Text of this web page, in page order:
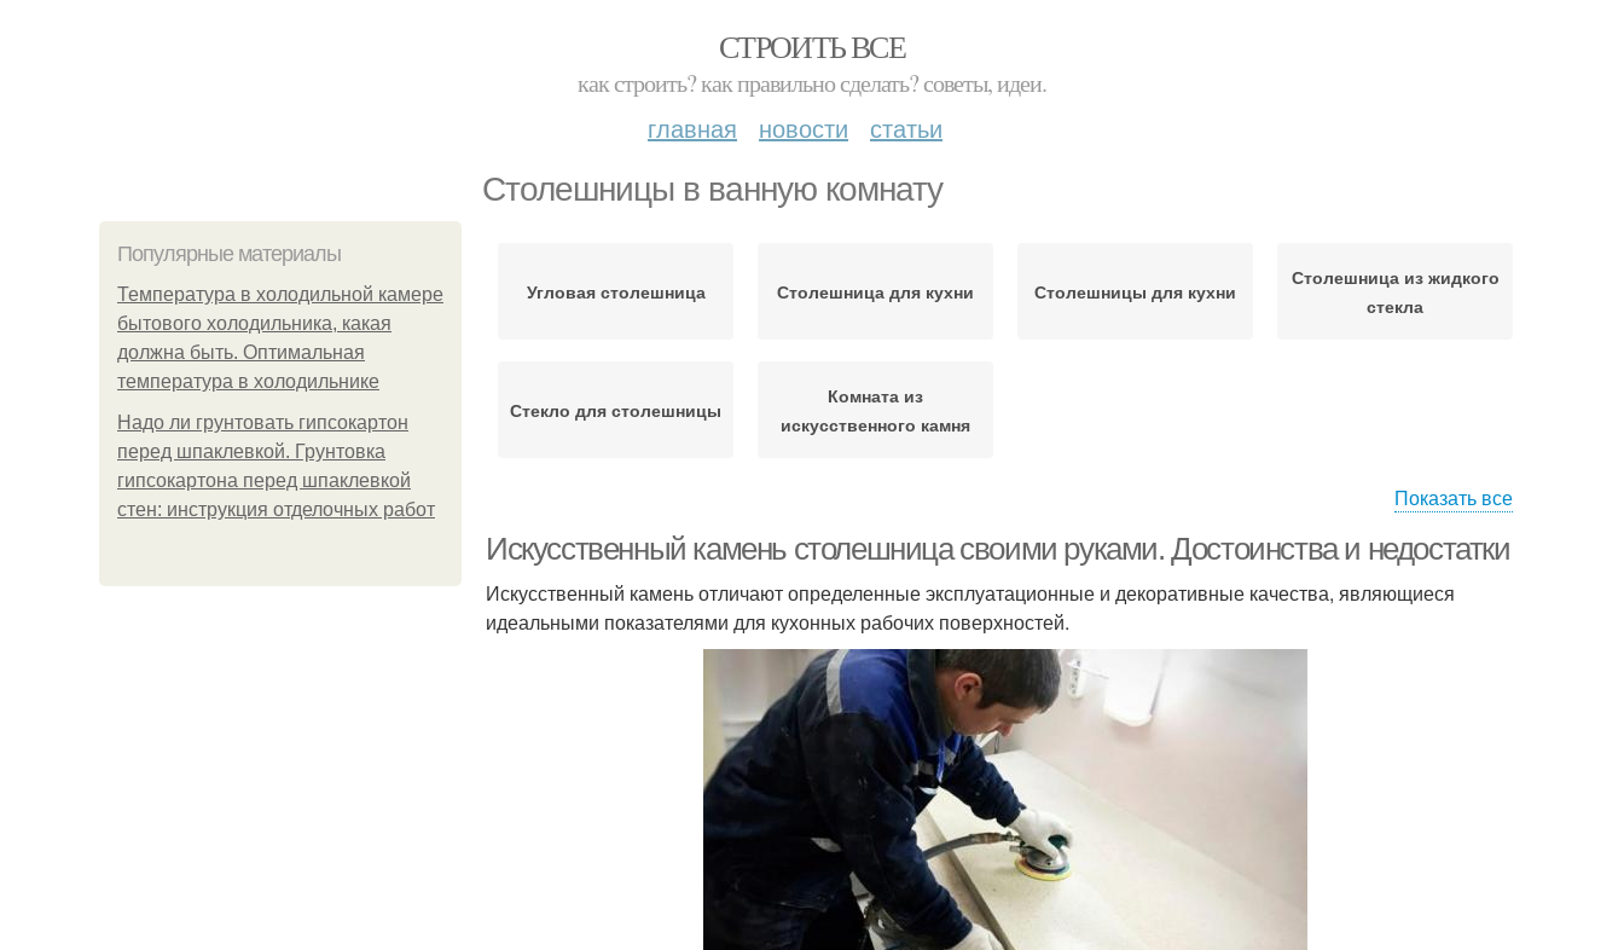
СТРОИТЬ ВСЕ
как строить? как правильно сделать? советы, идеи.
главная новости статьи
Столешницы в ванную комнату
Популярные материалы
Температура в холодильной камере
бытового холодильника, какая
должна быть. Оптимальная
температура в холодильнике
Надо ли грунтовать гипсокартон
перед шпаклевкой. Грунтовка
гипсокартона перед шпаклевкой
стен: инструкция отделочных работ
Угловая столешница Столешница для кухни Столешницы для кухни
Столешница из жидкого
стекла
Стекло для столешницы
Комната из
искусственного камня
Показать все
Искусственный камень столешница своими руками. Достоинства и недостатки
Искусственный камень отличают определенные эксплуатационные и декоративные качества, являющиеся
идеальными показателями для кухонных рабочих поверхностей.